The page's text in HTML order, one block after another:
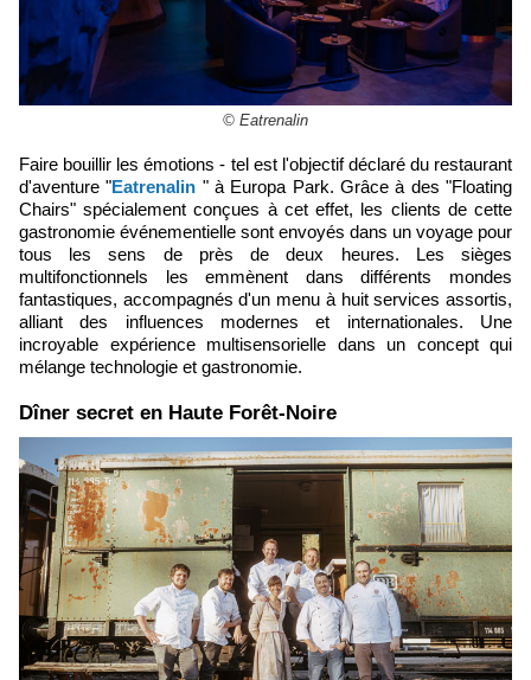
© Eatrenalin
Faire bouillir les émotions - tel est l'objectif déclaré du restaurant
d'aventure "Eatrenalin " à Europa Park. Grâce à des "Floating
Chairs" spécialement conçues à cet effet, les clients de cette
gastronomie événementielle sont envoyés dans un voyage pour
tous les sens de près de deux heures. Les sièges
multifonctionnels les emmènent dans différents mondes
fantastiques, accompagnés d'un menu à huit services assortis,
alliant des influences modernes et internationales. Une
incroyable expérience multisensorielle dans un concept qui
mélange technologie et gastronomie.
​Dîner secret en Haute Forêt-Noire